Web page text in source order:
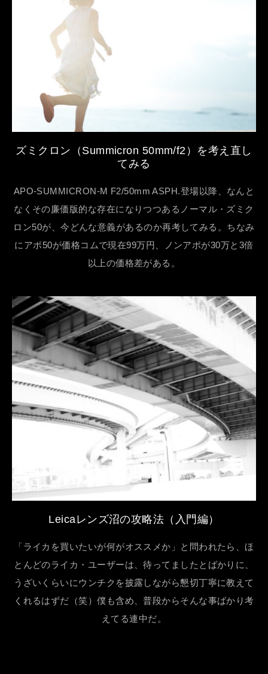
ズミクロン（Summicron 50mm/f2）を考え直し
てみる
APO-SUMMICRON-M F2/50mm ASPH.登場以降、なんと
なくその廉価版的な存在になりつつあるノーマル・ズミク
ロン50が、今どんな意義があるのか再考してみる。ちなみ
にアポ50が価格コムで現在99万円、ノンアポが30万と3倍
以上の価格差がある。
Leicaレンズ沼の攻略法（入門編）
「ライカを買いたいが何がオススメか」と問われたら、ほ
とんどのライカ・ユーザーは、待ってましたとばかりに、
うざいくらいにウンチクを披露しながら懇切丁寧に教えて
くれるはずだ（笑）僕も含め、普段からそんな事ばかり考
えてる連中だ。